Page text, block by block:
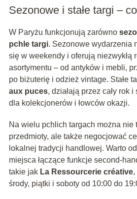
Sezonowe i stałe targi –
W Paryżu funkcjonują zarówno
pchle targi. Sezonowe wydarzenia
się w weekendy i oferują niezwykłą
asortymentu – od antyków i mebli,
po biżuterię i odzież vintage. Stałe
aux puces, działają przez cały rok
dla kolekcjonerów i łowców okazji.
Na wielu pchlich targach można nie
przedmioty, ale także negocjować
lokalnej tradycji handlowej. Warto
miejsca łączące funkcje second-
takie jak La Ressourcerie créative,
środy, piątki i soboty od 10:00 do